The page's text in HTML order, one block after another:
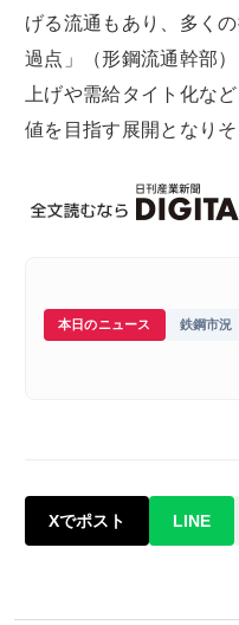
げる流通もあり、多く
過点」（形鋼流通幹部
上げや需給タイト化な
値を目指す展開となりそ
本日のニュース 鉄鋼市況
Xでポスト LINE